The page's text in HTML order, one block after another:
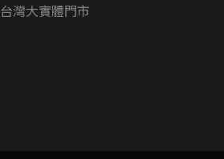
台灣大實體門市